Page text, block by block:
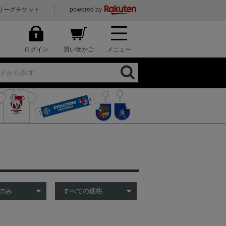
ーグチケット powered by
ログイン 買い物かご メニュー